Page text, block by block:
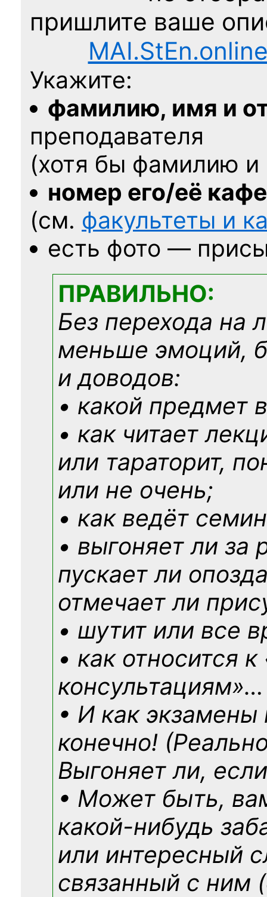
пришлите ваше
Укажите:
фамилию, имя и
преподавателя
(хотя бы фамилию
номер его/её
(см. факультеты и
есть фото —
ПРАВИЛЬНО:
Без перехода на
меньше эмоций,
и доводов:
• какой предмет
• как читает
или тараторит,
или не очень;
• как ведёт
• выгоняет ли за
пускает ли
отмечает ли
• шутит или все
• как относится
консультациям»…
• И как экзамены
конечно!
Выгоняет ли,
• Может быть,
какой-нибудь
или интересный
связанный с ним